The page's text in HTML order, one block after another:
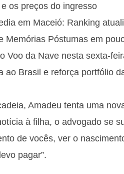
os preços do ingresso
em Maceió: Ranking
Memórias Póstumas em
Voo da Nave nesta sexta-
ao Brasil e reforça portfólio
Amadeu tenta uma
à filha, o advogado se
de vocês, ver o
pagar”.